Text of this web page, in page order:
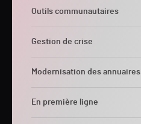
Outils communautaires
Gestion de crise
Modernisation des annuaires
En première ligne